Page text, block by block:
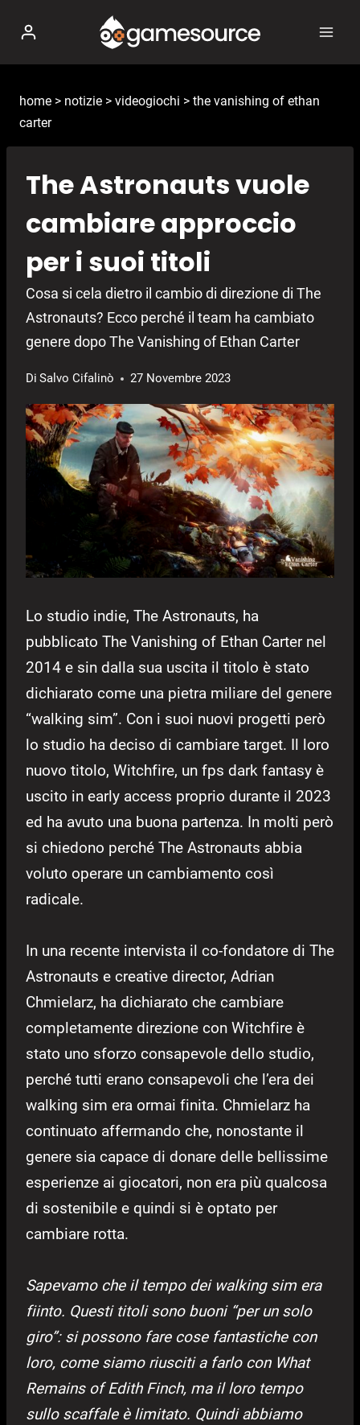
contenuto
home > notizie > videogiochi > the vanishing of ethan
carter
The Astronauts vuole
cambiare approccio
per i suoi titoli
Cosa si cela dietro il cambio di direzione di The
Astronauts? Ecco perché il team ha cambiato
genere dopo The Vanishing of Ethan Carter
Di Salvo Cifalinò 27 Novembre 2023
Lo studio indie, The Astronauts, ha
pubblicato The Vanishing of Ethan Carter nel
2014 e sin dalla sua uscita il titolo è stato
dichiarato come una pietra miliare del genere
“walking sim”. Con i suoi nuovi progetti però
lo studio ha deciso di cambiare target. Il loro
nuovo titolo, Witchfire, un fps dark fantasy è
uscito in early access proprio durante il 2023
ed ha avuto una buona partenza. In molti però
si chiedono perché The Astronauts abbia
voluto operare un cambiamento così
radicale.
In una recente intervista il co-fondatore di The
Astronauts e creative director, Adrian
Chmielarz, ha dichiarato che cambiare
completamente direzione con Witchfire è
stato uno sforzo consapevole dello studio,
perché tutti erano consapevoli che l’era dei
walking sim era ormai finita. Chmielarz ha
continuato affermando che, nonostante il
genere sia capace di donare delle bellissime
esperienze ai giocatori, non era più qualcosa
di sostenibile e quindi si è optato per
cambiare rotta.
Sapevamo che il tempo dei walking sim era
fiinto. Questi titoli sono buoni “per un solo
giro”: si possono fare cose fantastiche con
loro, come siamo riusciti a farlo con What
Remains of Edith Finch, ma il loro tempo
sullo scaffale è limitato. Quindi abbiamo